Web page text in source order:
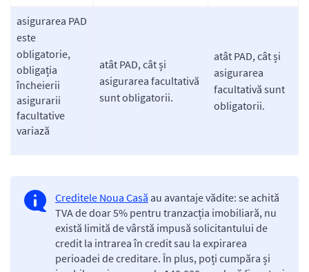
asigurarea PAD
este
obligatorie,
obligația
încheierii
asigurarii
facultative
variază
atât PAD, cât și
asigurarea facultativă
sunt obligatorii.
atât PAD, cât și
asigurarea
facultativă sunt
obligatorii.
Creditele Noua Casă au avantaje vădite: se achită
TVA de doar 5% pentru tranzacția imobiliară, nu
există limită de vârstă impusă solicitantului de
credit la intrarea în credit sau la expirarea
perioadei de creditare. În plus, poți cumpăra și